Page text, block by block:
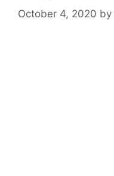
October 4, 2020 by